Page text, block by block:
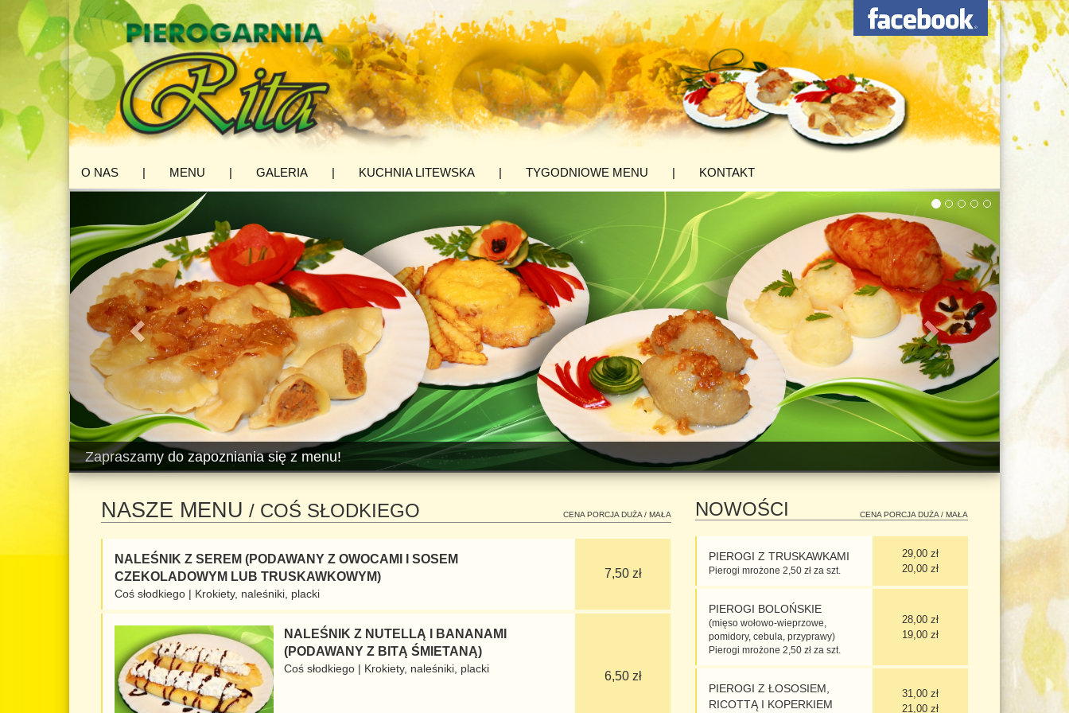
O NAS | MENU | GALERIA | KUCHNIA LITEWSKA | TYGODNIOWE MENU | KONTAKT
Zapraszamy do zapozniania się z menu!
»
NASZE MENU / COŚ SŁODKIEGO CENA PORCJA DUŻA / MAŁA
NALEŚNIK Z SEREM (PODAWANY Z OWOCAMI I SOSEM
CZEKOLADOWYM LUB TRUSKAWKOWYM)
Coś słodkiego | Krokiety, naleśniki, placki
7,50 zł
NALEŚNIK Z NUTELLĄ I BANANAMI
(PODAWANY Z BITĄ ŚMIETANĄ)
Coś słodkiego | Krokiety, naleśniki, placki
6,50 zł
NOWOŚCI CENA PORCJA DUŻA / MAŁA
PIEROGI Z TRUSKAWKAMI
Pierogi mrożone 2,50 zł za szt.
29,00 zł
20,00 zł
PIEROGI BOLOŃSKIE
(mięso wołowo-wieprzowe,
pomidory, cebula, przyprawy)
Pierogi mrożone 2,50 zł za szt.
28,00 zł
19,00 zł
PIEROGI Z ŁOSOSIEM,
RICOTTĄ I KOPERKIEM
31,00 zł
21,00 zł